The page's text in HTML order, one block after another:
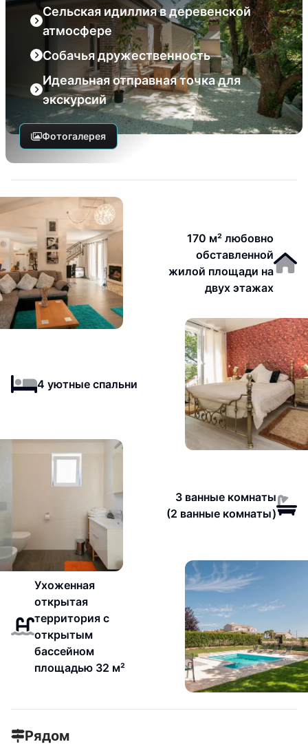
Сельская идиллия в деревенской
атмосфере
Собачья дружественность
Идеальная отправная точка для
экскурсий
Фотогалерея
170 м² любовно
обставленной
жилой площади на
двух этажах
4 уютные спальни
3 ванные комнаты
(2 ванные комнаты)
Ухоженная
открытая
территория с
открытым
бассейном
площадью 32 м²
Рядом